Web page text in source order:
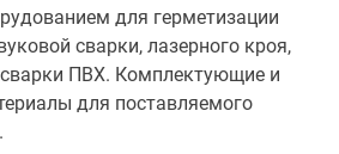
для герметизации
сварки, лазерного кроя,
ПВХ. Комплектующие и
для поставляемого